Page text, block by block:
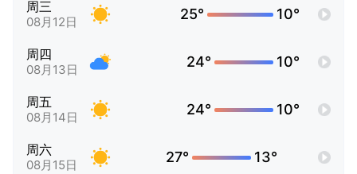
周三
08月12日 25° 10°
周四
08月13日 24° 10°
周五
08月14日 24° 10°
周六
08月15日 27° 13°